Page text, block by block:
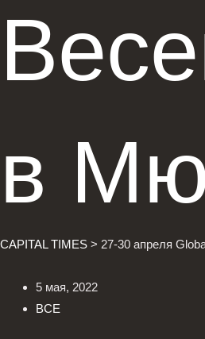
в
CAPITAL TIMES > 27-30 апреля
5 мая, 2022
ВСЕ